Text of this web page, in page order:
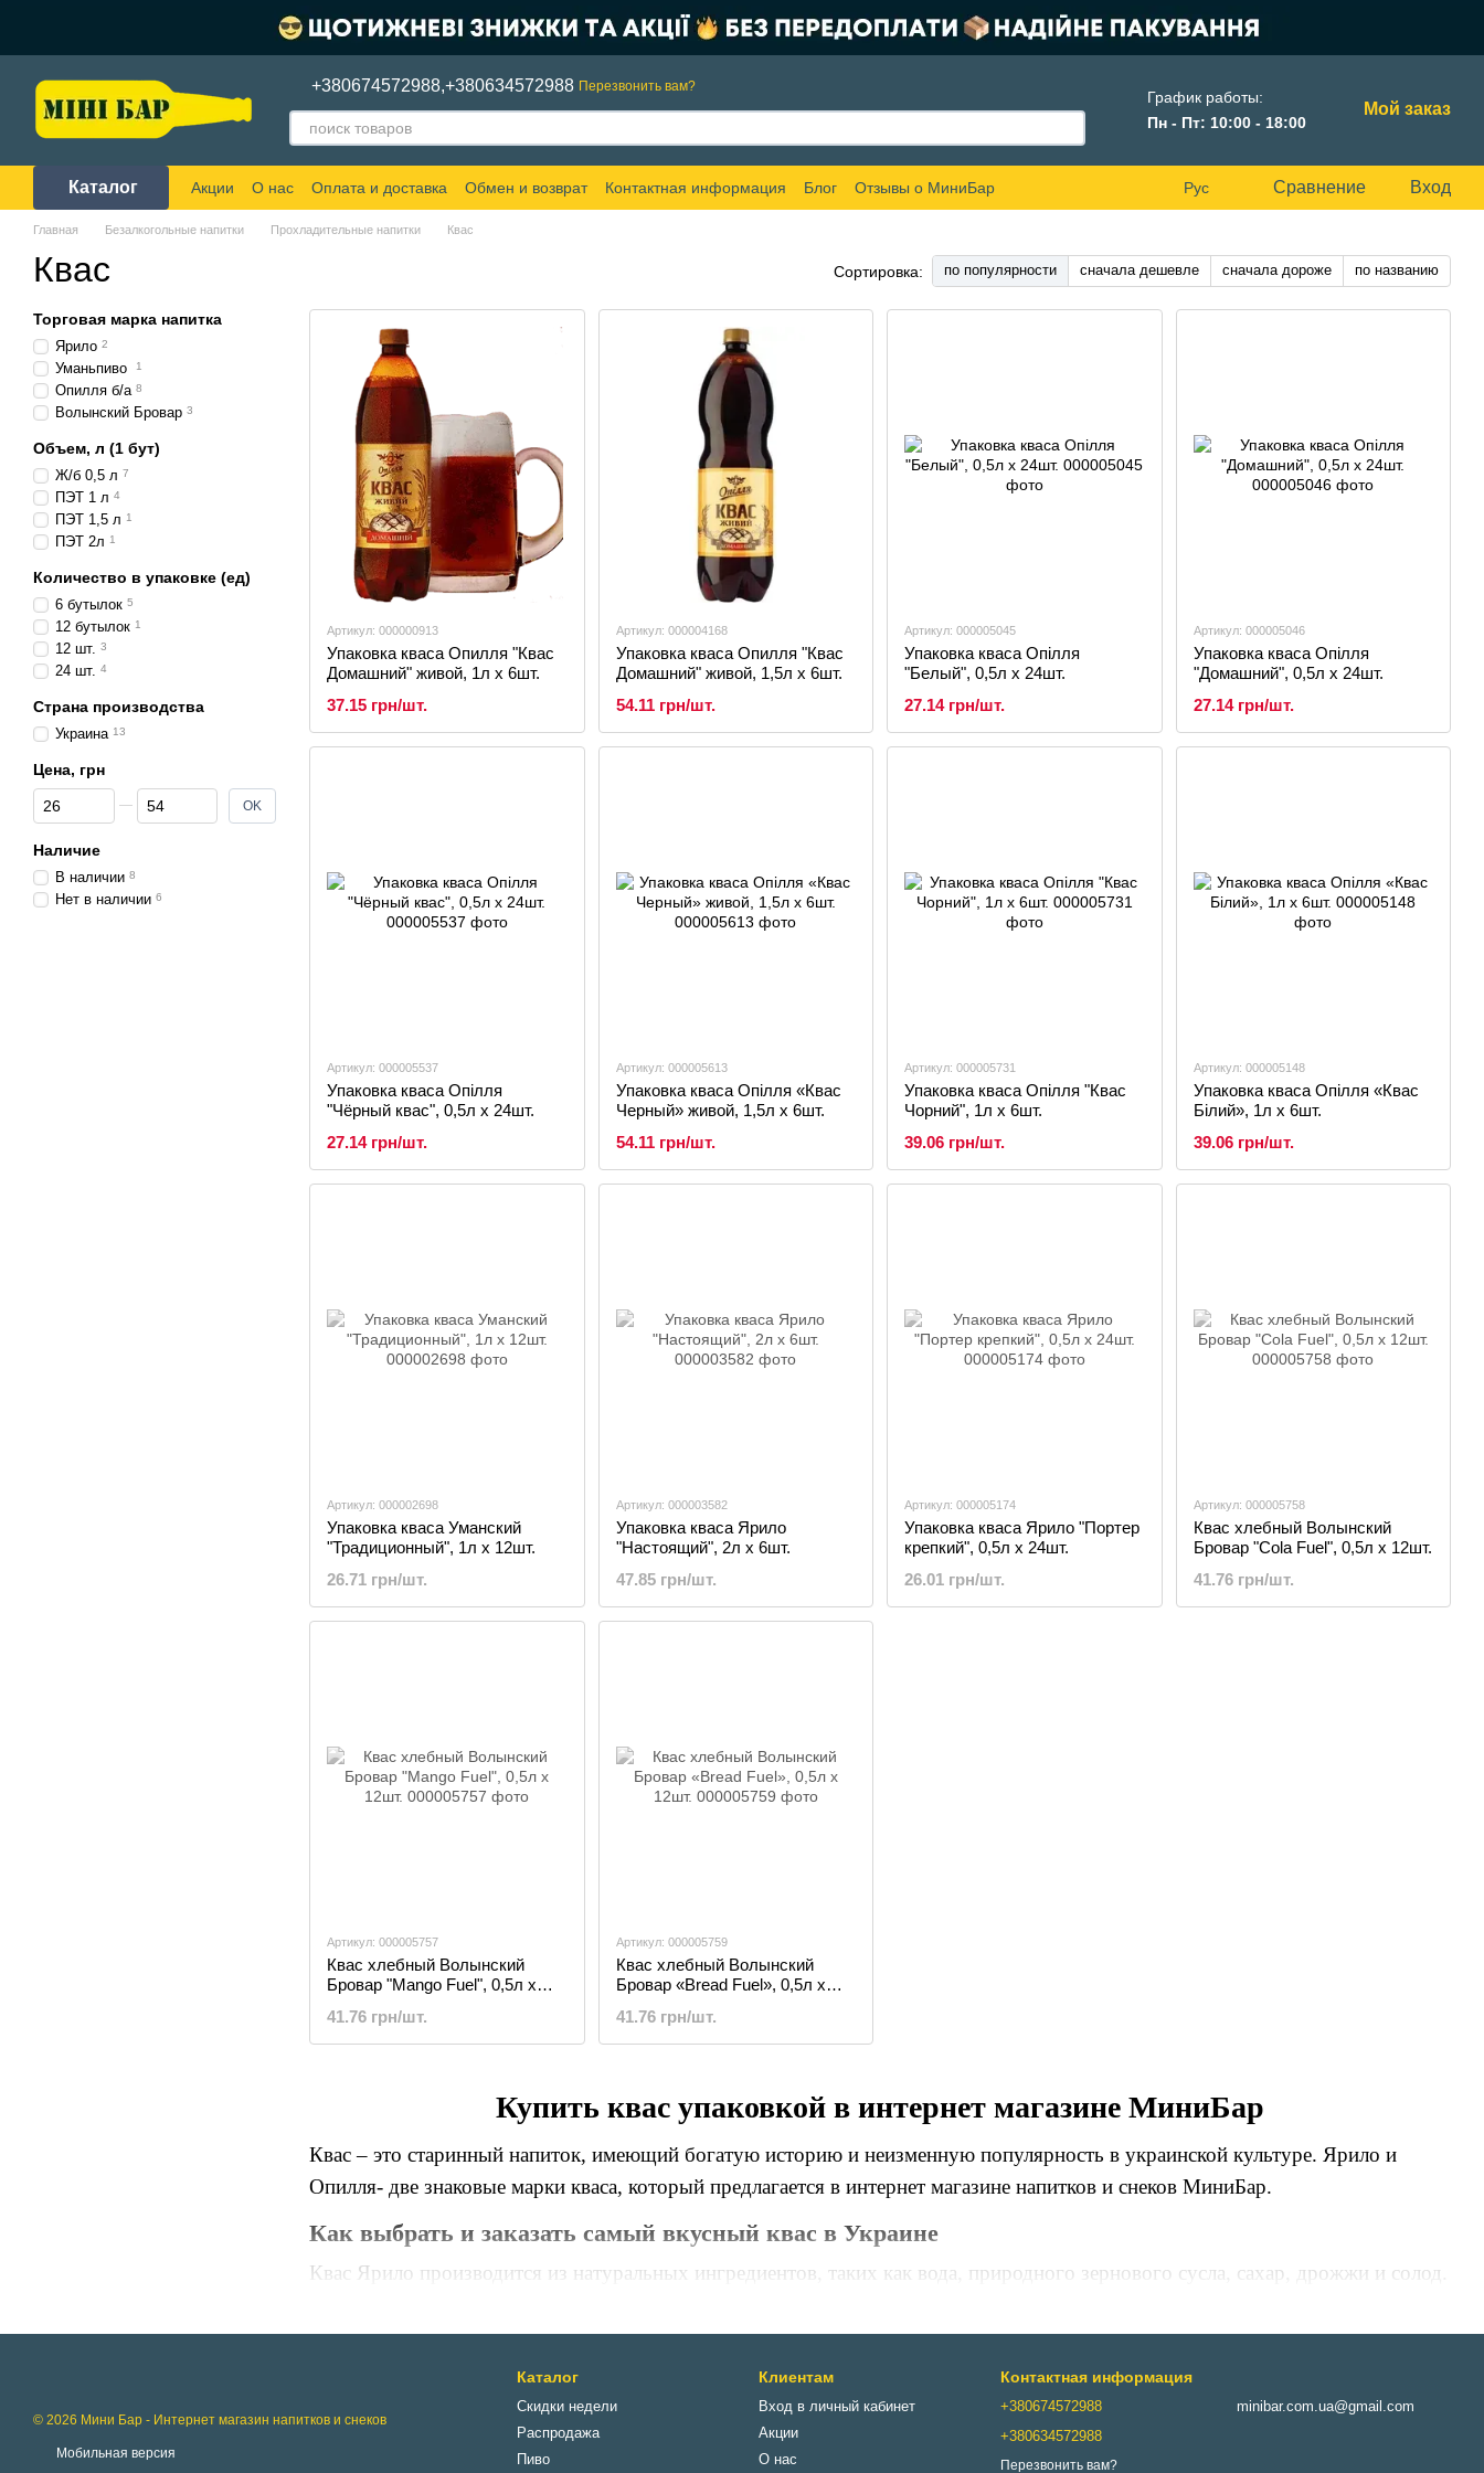
+380674572988,+380634572988 Перезвонить вам?
График работы:
Пн - Пт: 10:00 - 18:00
Мой заказ
Каталог Акции О нас Оплата и доставка Обмен и возврат Контактная информация Блог Отзывы о МиниБар Рус Сравнение Вход
Главная Безалкогольные напитки Прохладительные напитки Квас
Квас Сортировка: по популярности сначала дешевле сначала дороже по названию
Купить квас упаковкой в интернет магазине МиниБар
Квас – это старинный напиток, имеющий богатую историю и неизменную популярность в украинской культуре. Ярило и
Опилля- две знаковые марки кваса, который предлагается в интернет магазине напитков и снеков МиниБар.
Как выбрать и заказать самый вкусный квас в Украине
Квас Ярило производится из натуральных ингредиентов, таких как вода, природного зернового сусла, сахар, дрожжи и солод.
традиционный квас, имеющий насыщенный пряный вкус хлеба и легкую свежую кислинку, производится способом
естественного сбраживания квасового сусла. В ассортименте МиниБар можно приобрести квас Ярило «Настоящий в удобной
пластиковой таре 1,5 или 2 литра.
Артикул: 000000913
Упаковка кваса Опилля "Квас
Домашний" живой, 1л х 6шт.
37.15 грн/шт.
Артикул: 000004168
Упаковка кваса Опилля "Квас
Домашний" живой, 1,5л х 6шт.
54.11 грн/шт.
Артикул: 000005045
Упаковка кваса Опілля
"Белый", 0,5л х 24шт.
27.14 грн/шт.
Артикул: 000005046
Упаковка кваса Опілля
"Домашний", 0,5л х 24шт.
27.14 грн/шт.
Артикул: 000005537
Упаковка кваса Опілля
"Чёрный квас", 0,5л х 24шт.
27.14 грн/шт.
Артикул: 000005613
Упаковка кваса Опілля «Квас
Черный» живой, 1,5л х 6шт.
54.11 грн/шт.
Артикул: 000005731
Упаковка кваса Опілля "Квас
Чорний", 1л х 6шт.
39.06 грн/шт.
Артикул: 000005148
Упаковка кваса Опілля «Квас
Білий», 1л х 6шт.
39.06 грн/шт.
Артикул: 000002698
Упаковка кваса Уманский
"Традиционный", 1л х 12шт.
26.71 грн/шт.
Артикул: 000003582
Упаковка кваса Ярило
"Настоящий", 2л х 6шт.
47.85 грн/шт.
Артикул: 000005174
Упаковка кваса Ярило "Портер
крепкий", 0,5л х 24шт.
26.01 грн/шт.
Артикул: 000005758
Квас хлебный Волынский
Бровар "Cola Fuel", 0,5л х 12шт.
41.76 грн/шт.
Артикул: 000005757
Квас хлебный Волынский
Бровар "Mango Fuel", 0,5л х
41.76 грн/шт.
Артикул: 000005759
Квас хлебный Волынский
Бровар «Bread Fuel», 0,5л х
41.76 грн/шт.
Торговая марка напитка
Ярило 2
Уманьпиво 1
Опилля б/а 8
Волынский Бровар 3
Объем, л (1 бут)
Ж/б 0,5 л 7
ПЭТ 1 л 4
ПЭТ 1,5 л 1
ПЭТ 2л 1
Количество в упаковке (ед)
6 бутылок 5
12 бутылок 1
12 шт. 3
24 шт. 4
Страна производства
Украина 13
Цена, грн
От Цена, грн
До Цена, грн OK
Наличие
В наличии 8
Нет в наличии 6
© 2026 Мини Бар - Интернет магазин напитков и снеков
Мобильная версия
Каталог
Скидки недели
Распродажа
Пиво
Клиентам
Вход в личный кабинет
Акции
О нас
Контактная информация
+380674572988
+380634572988
Перезвонить вам?
minibar.com.ua@gmail.com